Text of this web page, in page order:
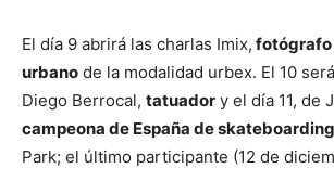
El día 9 abrirá las charlas Imix, fotógrafo
urbano de la modalidad urbex. El 10
Diego Berrocal, tatuador y el día 11, de
campeona de España de skateboarding
Park; el último participante (12 de